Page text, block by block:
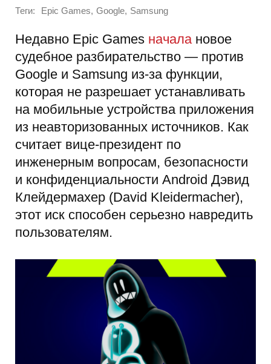
Теги: Epic Games, Google, Samsung
Недавно Epic Games начала новое
судебное разбирательство — против
Google и Samsung из-за функции,
которая не разрешает устанавливать
на мобильные устройства приложения
из неавторизованных источников. Как
считает вице-президент по
инженерным вопросам, безопасности
и конфиденциальности Android Дэвид
Клейдермахер (David Kleidermacher),
этот иск способен серьезно навредить
пользователям.